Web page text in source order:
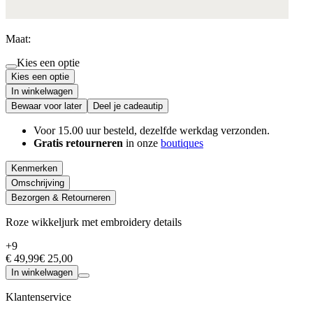
Maat:
Kies een optie
Kies een optie
In winkelwagen
Bewaar voor later
Deel je cadeautip
Voor 15.00 uur besteld, dezelfde werkdag verzonden.
Gratis retourneren in onze boutiques
Kenmerken
Omschrijving
Bezorgen & Retourneren
Roze wikkeljurk met embroidery details
+9
€ 49,99€ 25,00
In winkelwagen
Klantenservice